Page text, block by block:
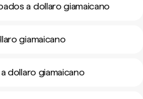
a dollaro giamaicano
giamaicano
dollaro giamaicano